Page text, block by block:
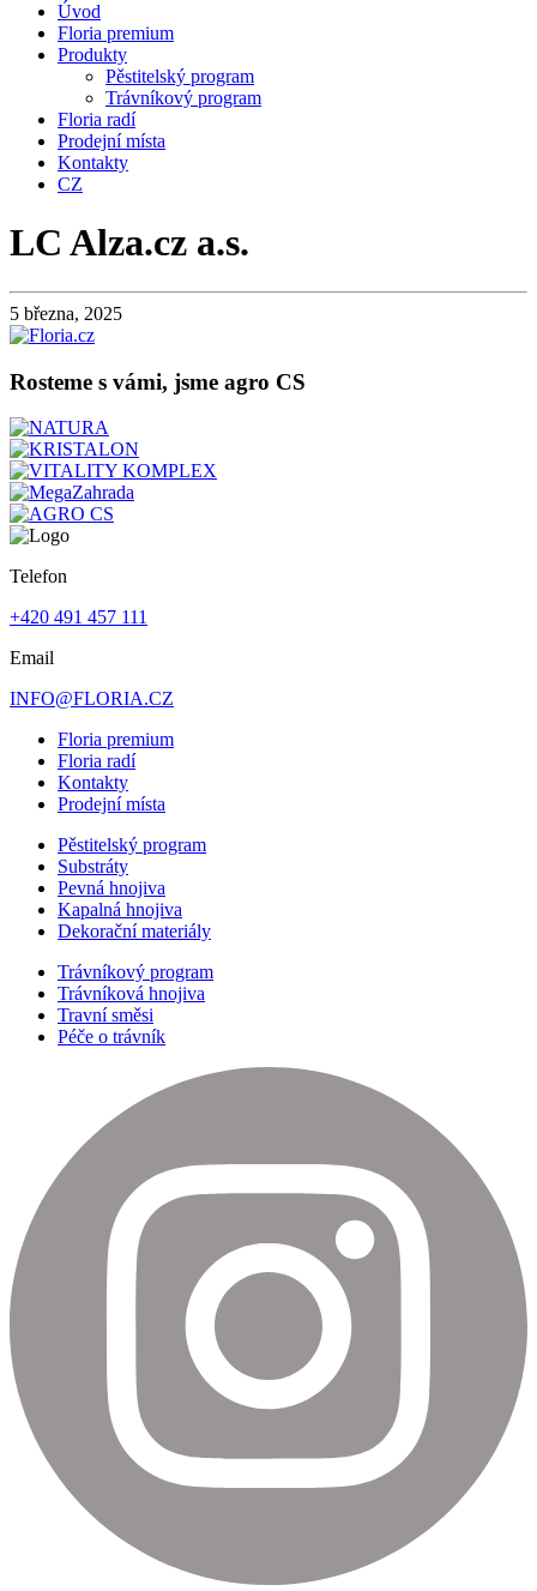
Úvod
Floria premium
Produkty
Pěstitelský program
Trávníkový program
Floria radí
Prodejní místa
Kontakty
CZ
LC Alza.cz a.s.
5 března, 2025
Rosteme s vámi, jsme agro CS
Telefon
+420 491 457 111
Email
INFO@FLORIA.CZ
Floria premium
Floria radí
Kontakty
Prodejní místa
Pěstitelský program
Substráty
Pevná hnojiva
Kapalná hnojiva
Dekorační materiály
Trávníkový program
Trávníková hnojiva
Travní směsi
Péče o trávník